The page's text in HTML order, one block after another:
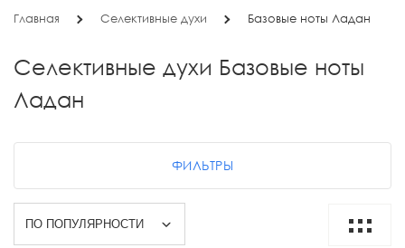
Главная Селективные духи Базовые ноты Ладан
Селективные духи Базовые ноты
Ладан
ФИЛЬТРЫ